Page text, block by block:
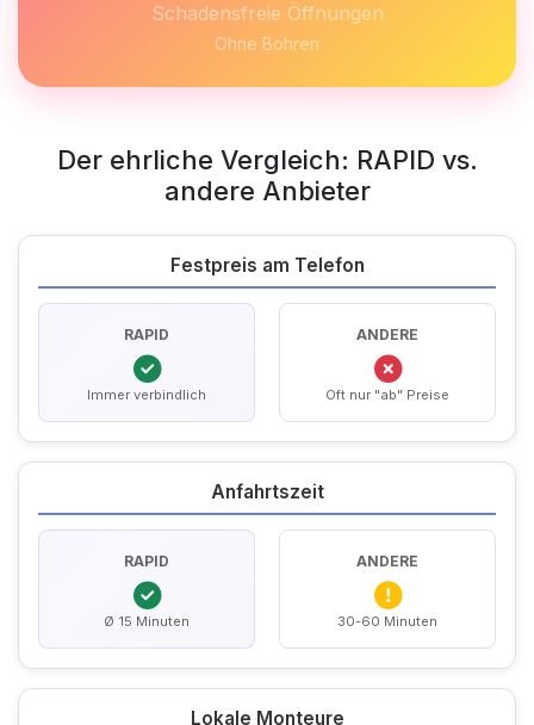
Schadensfreie Öffnungen
Ohne Bohren
Der ehrliche Vergleich: RAPID vs.
andere Anbieter
Festpreis am Telefon
RAPID
Immer verbindlich
ANDERE
Oft nur "ab" Preise
Anfahrtszeit
RAPID
Ø 15 Minuten
ANDERE
30-60 Minuten
Lokale Monteure